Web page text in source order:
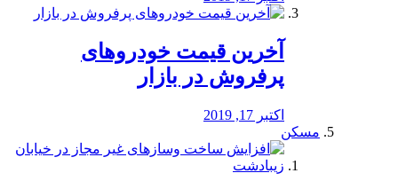
آخرین قیمت خودرو‌های
پرفروش در بازار
اکتبر 17, 2019
مسکن